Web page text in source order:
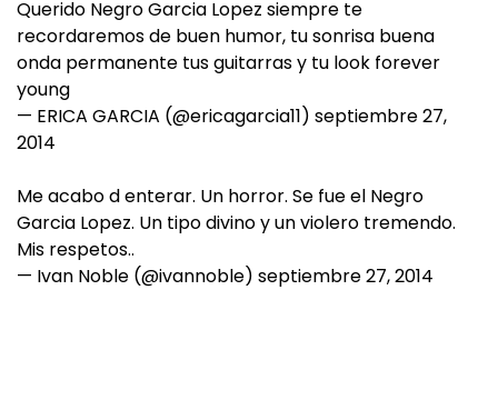
Querido Negro Garcia Lopez siempre te
recordaremos de buen humor, tu sonrisa buena
onda permanente tus guitarras y tu look forever
young
— ERICA GARCIA (@ericagarcia11) septiembre 27,
2014
Me acabo d enterar. Un horror. Se fue el Negro
Garcia Lopez. Un tipo divino y un violero tremendo.
Mis respetos..
— Ivan Noble (@ivannoble) septiembre 27, 2014